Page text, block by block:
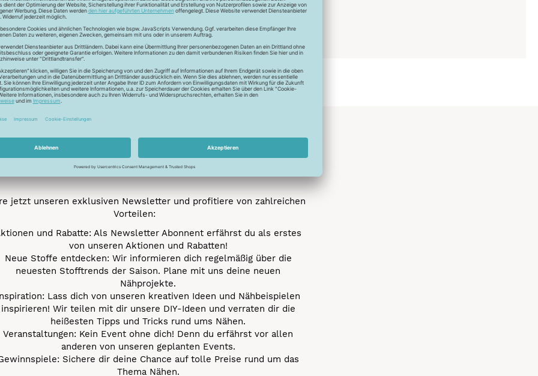
Normalwäsche 30°C
Trocknen nicht möglich
Unser Newsletter
Newsletter
jetzt unseren exklusiven Newsletter und profitiere von zahlreichen
Vorteilen:
und Rabatte: Als Newsletter Abonnent erfährst du als erstes
von unseren Aktionen und Rabatten!
Neue Stoffe entdecken: Wir informieren dich regelmäßig über die
neuesten Stofftrends der Saison. Plane mit uns deine neuen
Nähprojekte.
Lass dich von unseren kreativen Ideen und Nähbeispielen
inspirieren! Wir teilen mit dir unsere DIY-Ideen und verraten dir die
heißesten Tipps und Tricks rund ums Nähen.
Veranstaltungen: Kein Event ohne dich! Denn du erfährst vor allen
anderen von unseren geplanten Events.
Sichere dir deine Chance auf tolle Preise rund um das
Thema Nähen.